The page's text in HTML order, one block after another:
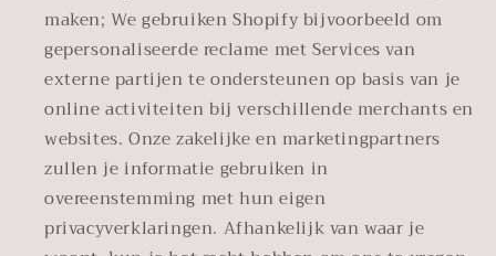
maken; We gebruiken Shopify bijvoorbeeld om
gepersonaliseerde reclame met Services van
externe partijen te ondersteunen op basis van je
online activiteiten bij verschillende merchants en
websites. Onze zakelijke en marketingpartners
zullen je informatie gebruiken in
overeenstemming met hun eigen
privacyverklaringen. Afhankelijk van waar je